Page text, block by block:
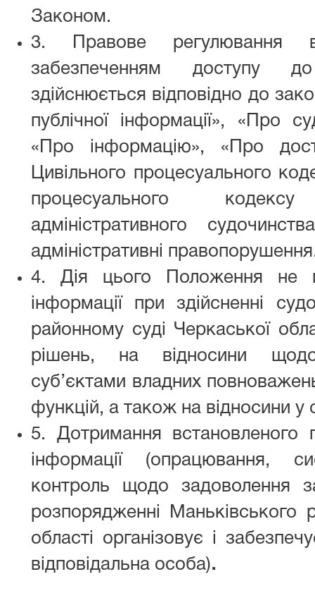
Законом.
3. Правове регулювання
забезпеченням доступу до
здійснюється відповідно до
публічної інформації», «Про
«Про інформацію», «Про
Цивільного процесуального
процесуального
адміністративного
адміністративні
4. Дія цього Положення не
інформації при здійсненні
районному суді Черкаської
рішень, на відносини
суб’єктами владних
функцій, а також на відносини
5. Дотримання встановленого
інформації (опрацювання,
контроль щодо задоволення
розпорядженні Маньківського
області організовує і
відповідальна особа).